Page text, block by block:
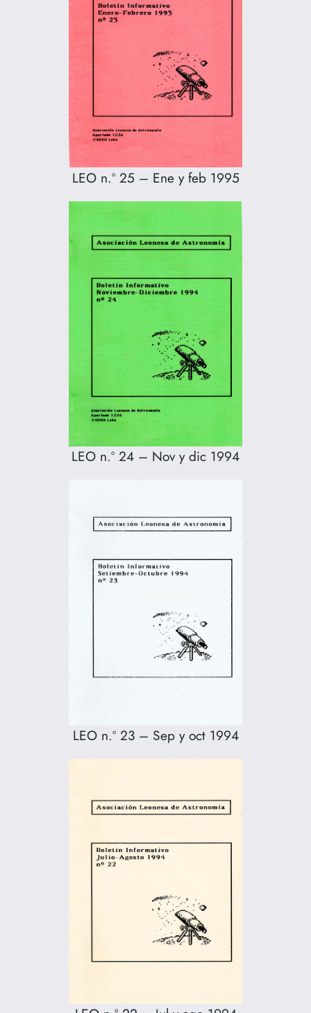
LEO n.º 25 – Ene y feb 1995
LEO n.º 24 – Nov y dic 1994
LEO n.º 23 – Sep y oct 1994